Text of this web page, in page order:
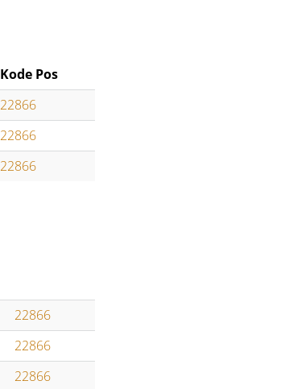
Kode Pos
22866
22866
22866
22866
22866
22866